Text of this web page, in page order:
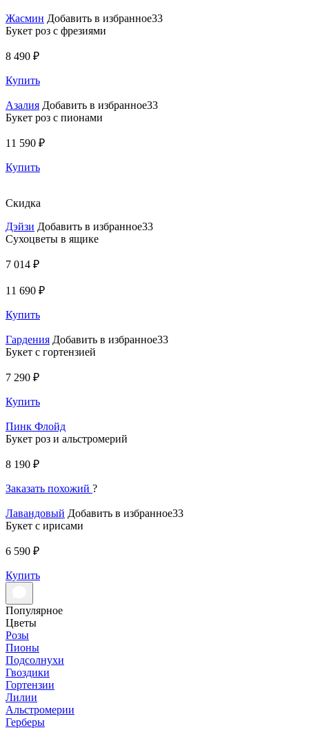
Жасмин Добавить в избранное33
Букет роз с фрезиями
8 490 ₽
Купить
Азалия Добавить в избранное33
Букет роз с пионами
11 590 ₽
Купить
Скидка
Дэйзи Добавить в избранное33
Сухоцветы в ящике
7 014 ₽
11 690 ₽
Купить
Гардения Добавить в избранное33
Букет с гортензией
7 290 ₽
Купить
Пинк Флойд
Букет роз и альстромерий
8 190 ₽
Заказать похожий ?
Лавандовый Добавить в избранное33
Букет с ирисами
6 590 ₽
Купить
Популярное
Цветы
Розы
Пионы
Подсолнухи
Гвоздики
Гортензии
Лилии
Альстромерии
Герберы